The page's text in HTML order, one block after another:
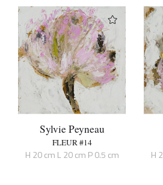
Sylvie Peyneau
FLEUR #14
H 20 cm L 20 cm P 0.5 cm H